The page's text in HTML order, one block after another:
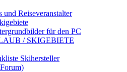
und Reiseveranstalter
für den PC
/ SKIGEBIETE
Skihersteller